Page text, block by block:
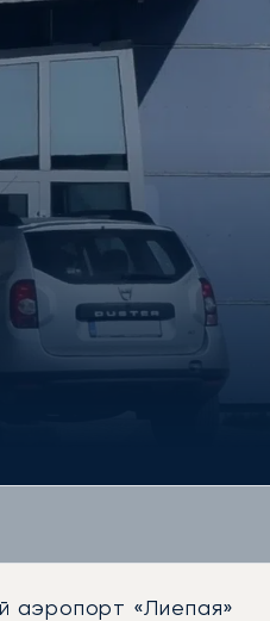
аэропорт «Лиепая»